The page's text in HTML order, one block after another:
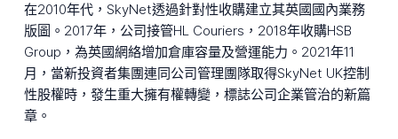
在2010年代，SkyNet透過針對性收購建立其英國國內業務
版圖。2017年，公司接管HL Couriers，2018年收購HSB
Group，為英國網絡增加倉庫容量及營運能力。2021年11
月，當新投資者集團連同公司管理團隊取得SkyNet UK控制
性股權時，發生重大擁有權轉變，標誌公司企業管治的新篇
章。